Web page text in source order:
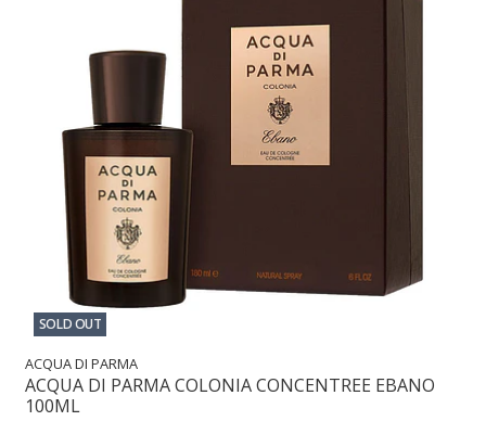
SOLD OUT
ACQUA DI PARMA
ACQUA DI PARMA COLONIA CONCENTREE EBANO
100ML